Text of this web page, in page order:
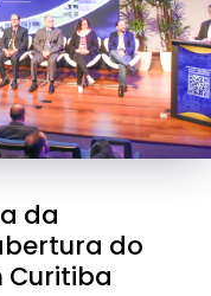
da
do
Curitiba